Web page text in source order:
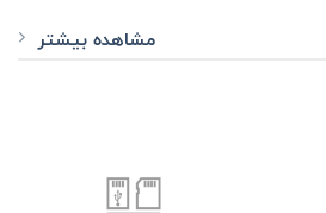
مشاهده بیشتر